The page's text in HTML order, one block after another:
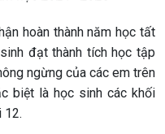
hoàn thành năm học tất
đạt thành tích học tập
ngừng của các em trên
biệt là học sinh các khối
12.